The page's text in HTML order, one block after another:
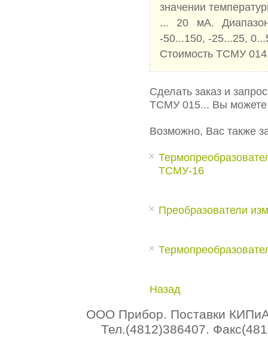
значении
... 20 мА.
-50...150, -25...25,
Стоимость ТСМУ
Сделать заказ и
ТСМУ 015... Вы
Возможно, Вас также
ТСМУ-16
Преобразователи
Назад
ООО Прибор. Поставки КИПиА
Тел.(4812)386407.